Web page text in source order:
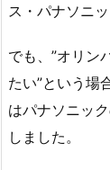
ス・パナソニ
でも、”オリン
たい”という場
はパナソニッ
しました。